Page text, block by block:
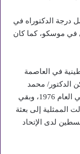
درجة الدكتوراه في
في موسكو، كما كان
في العاصمة
الركن الدكتور/ محمد
الشاعر مدير الممثلية في الإتحاد السوفيتي في العام 1976، وبقي
1983، بعد أن تحوَلت الممثلية إلى بعثة
لدى الإتحاد